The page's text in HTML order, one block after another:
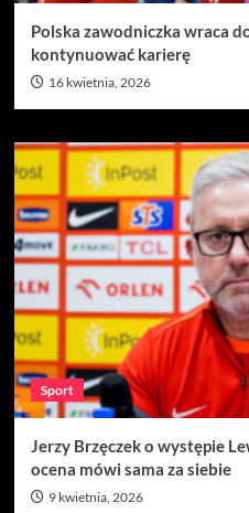
Polska zawodniczka wraca
kontynuować karierę
16 kwietnia, 2026
Sport
Jerzy Brzęczek o występie
ocena mówi sama za siebie
9 kwietnia, 2026